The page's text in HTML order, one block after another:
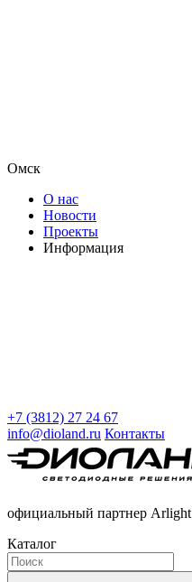
Омск
О нас
Новости
Проекты
Информация
+7 (3812) 27 24 67
info@dioland.ru Контакты
официальный партнер Arlight
Каталог